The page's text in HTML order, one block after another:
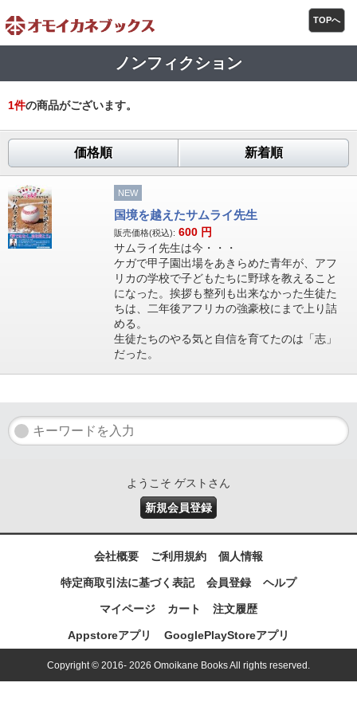
TOPへ
ノンフィクション
1件の商品がございます。
価格順 新着順
NEW
国境を越えたサムライ先生
販売価格(税込): 600 円
サムライ先生は今・・・
ケガで甲子園出場をあきらめた青年が、アフ
リカの学校で子どもたちに野球を教えること
になった。挨拶も整列も出来なかった生徒た
ちは、二年後アフリカの強豪校にまで上り詰
める。
生徒たちのやる気と自信を育てたのは「志」
だった。
ようこそ ゲストさん
新規会員登録
会社概要 ご利用規約 個人情報
特定商取引法に基づく表記 会員登録 ヘルプ
マイページ カート 注文履歴
Appstoreアプリ GooglePlayStoreアプリ
Copyright © 2016- 2026 Omoikane Books All rights reserved.